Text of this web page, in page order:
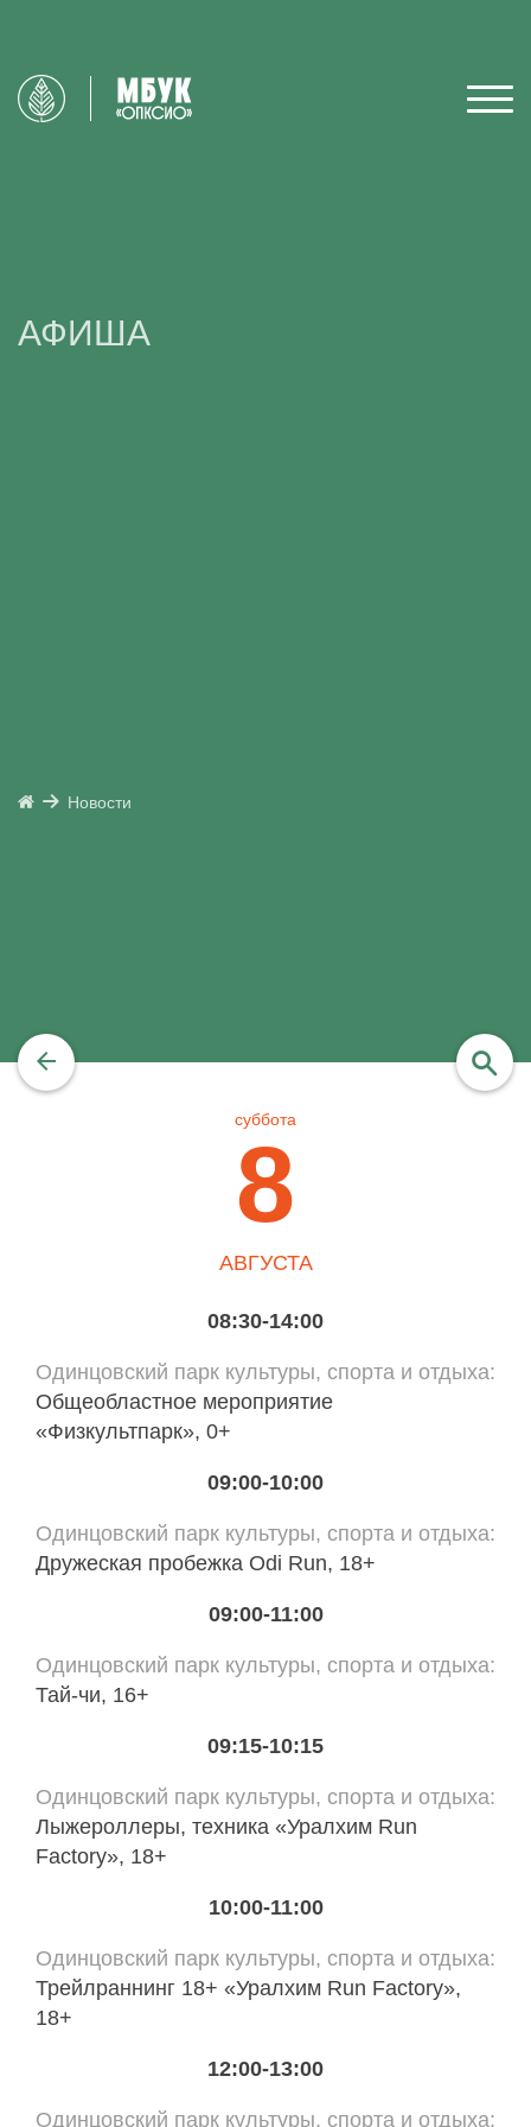
АФИША
Новости
суббота
8
АВГУСТА
08:30-14:00
Одинцовский парк культуры, спорта и отдыха
Общеобластное мероприятие
«Физкультпарк», 0+
09:00-10:00
Одинцовский парк культуры, спорта и отдыха
Дружеская пробежка Odi Run, 18+
09:00-11:00
Одинцовский парк культуры, спорта и отдыха
Тай-чи, 16+
09:15-10:15
Одинцовский парк культуры, спорта и отдыха
Лыжероллеры, техника «Уралхим Run
Factory», 18+
10:00-11:00
Одинцовский парк культуры, спорта и отдыха
Трейлраннинг 18+ «Уралхим Run Factory»,
18+
12:00-13:00
Одинцовский парк культуры, спорта и отдыха